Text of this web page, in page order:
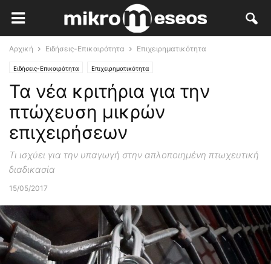
Αρχική Ειδήσεις-Επικαιρότητα Επιχειρηματικότητα
Ειδήσεις-Επικαιρότητα Επιχειρηματικότητα
Τα νέα κριτήρια για την
πτώχευση μικρών
επιχειρήσεων
Τι ισχύει για την υπαγωγή στην απλοποιημένη πτωχευτική
διαδικασία
15/05/2017